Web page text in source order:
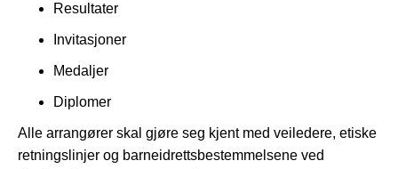
Resultater
Invitasjoner
Medaljer
Diplomer
Alle arrangører skal gjøre seg kjent med veiledere, etiske
retningslinjer og barneidrettsbestemmelsene ved